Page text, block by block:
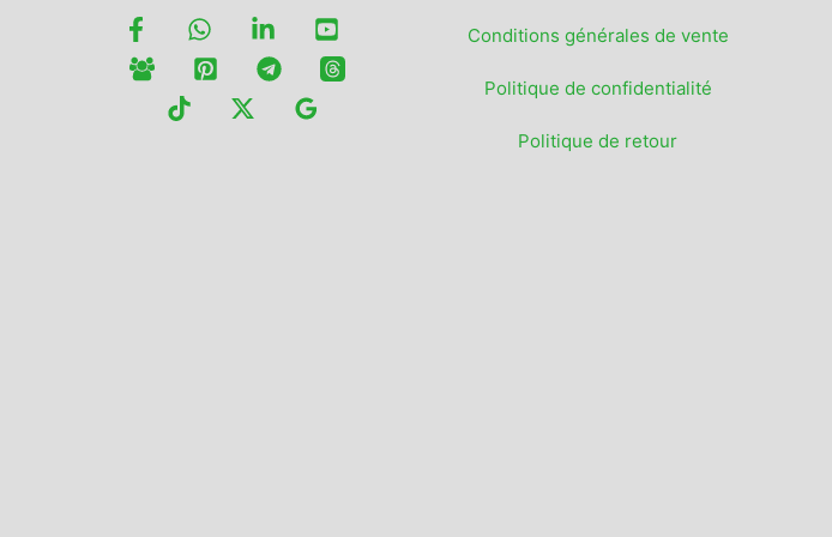
Conditions générales de vente
Politique de confidentialité
Politique de retour